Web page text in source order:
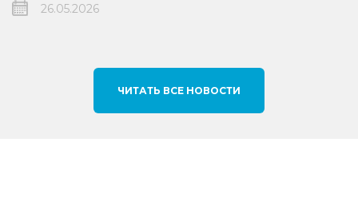
26.05.2026
ЧИТАТЬ ВСЕ НОВОСТИ